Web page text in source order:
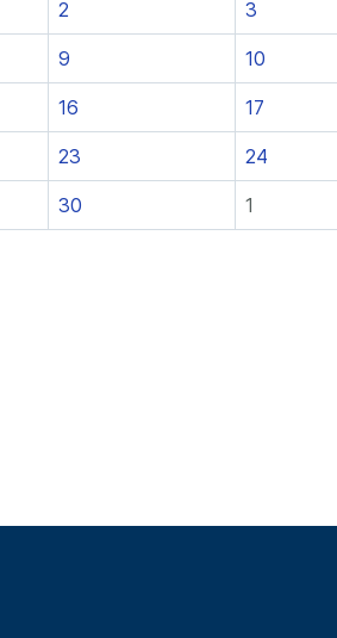
2 3
9 10
16 17
23 24
30 1